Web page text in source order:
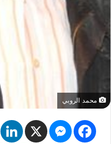
محمد الروبي